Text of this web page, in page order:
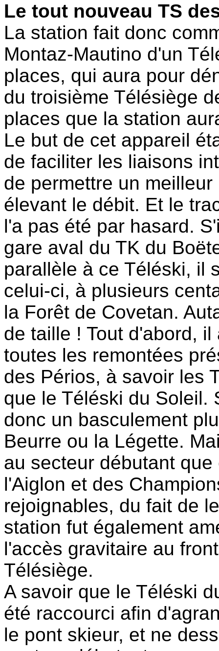
Le tout nouveau TS
La station fait donc
Montaz-Mautino d'un
places, qui aura pour
du troisième Télésiège
places que la station
Le but de cet appareil
de faciliter les liaisons
de permettre un
élevant le débit. Et le
l'a pas été par hasard.
gare aval du TK du
parallèle à ce Téléski, il
celui-ci, à plusieurs
la Forêt de Covetan.
de taille ! Tout d'abord,
toutes les remontées
des Périos, à savoir les
que le Téléski du Soleil.
donc un basculement
Beurre ou la Légette.
au secteur débutant
l'Aiglon et des
rejoignables, du fait de
station fut également
l'accès gravitaire au
Télésiège.
A savoir que le Téléski
été raccourci afin
le pont skieur, et ne